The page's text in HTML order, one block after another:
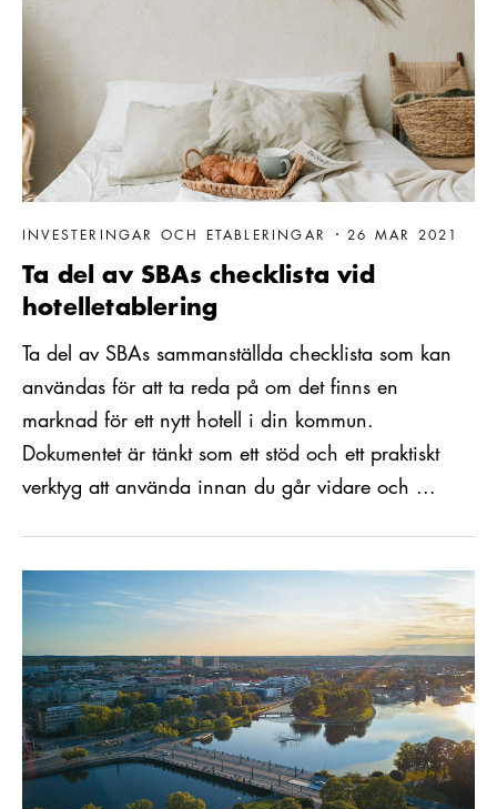
INVESTERINGAR OCH ETABLERINGAR 26 MAR 2021
Ta del av SBAs checklista vid
hotelletablering
Ta del av SBAs sammanställda checklista som kan
användas för att ta reda på om det finns en
marknad för ett nytt hotell i din kommun.
Dokumentet är tänkt som ett stöd och ett praktiskt
verktyg att använda innan du går vidare och ...
Läs mer om Unik etablering i Eskilstuna – Senior Technology